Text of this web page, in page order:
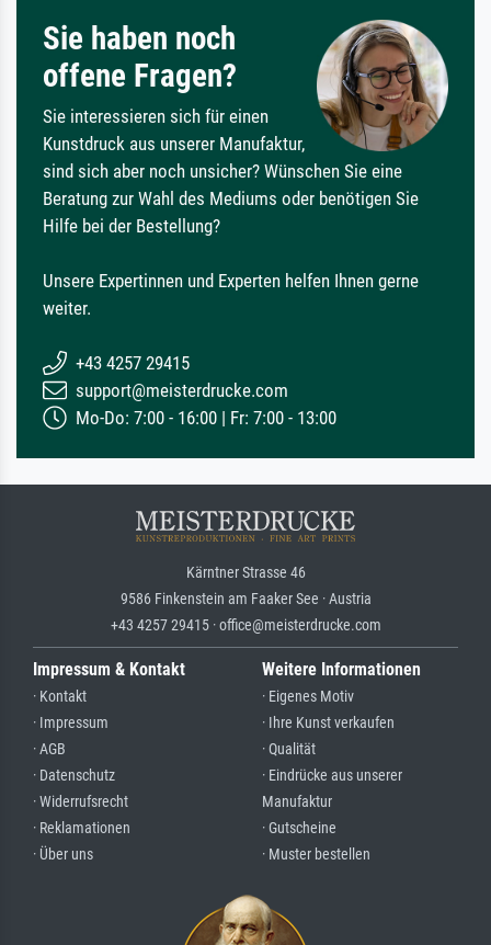
Sie haben noch
offene Fragen?
Sie interessieren sich für einen
Kunstdruck aus unserer Manufaktur,
sind sich aber noch unsicher? Wünschen Sie eine
Beratung zur Wahl des Mediums oder benötigen Sie
Hilfe bei der Bestellung?
Unsere Expertinnen und Experten helfen Ihnen gerne
weiter.
+43 4257 29415
support@meisterdrucke.com
Mo-Do: 7:00 - 16:00 | Fr: 7:00 - 13:00
Kärntner Strasse 46
9586 Finkenstein am Faaker See · Austria
+43 4257 29415 · office@meisterdrucke.com
Impressum & Kontakt
· Kontakt
· Impressum
· AGB
· Datenschutz
· Widerrufsrecht
· Reklamationen
· Über uns
Weitere Informationen
· Eigenes Motiv
· Ihre Kunst verkaufen
· Qualität
· Eindrücke aus unserer
Manufaktur
· Gutscheine
· Muster bestellen